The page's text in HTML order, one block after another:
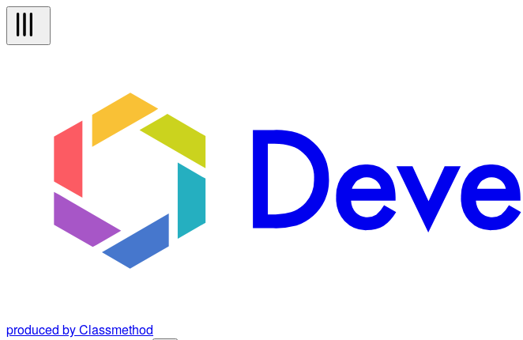
produced by Classmethod